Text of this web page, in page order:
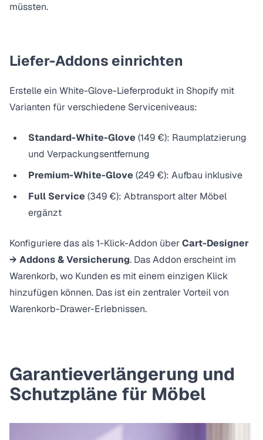
müssten.
Liefer-Addons einrichten
Erstelle ein White-Glove-Lieferprodukt in Shopify mit
Varianten für verschiedene Serviceniveaus:
Standard-White-Glove (149 €): Raumplatzierung
und Verpackungsentfernung
Premium-White-Glove (249 €): Aufbau inklusive
Full Service (349 €): Abtransport alter Möbel
ergänzt
Konfiguriere das als1-Klick-Addon überCart-Designer
→ Addons & Versicherung. Das Addon erscheint im
Warenkorb, wo Kunden es mit einem einzigen Klick
hinzufügen können. Das ist ein zentraler Vorteil von
Warenkorb-Drawer-Erlebnissen.
Garantieverlängerung und
Schutzpläne für Möbel